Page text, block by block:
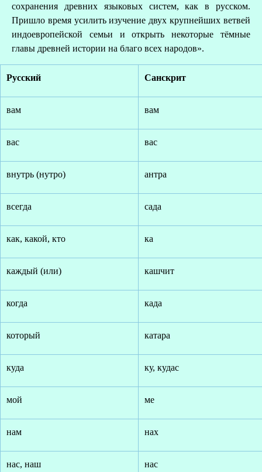
сохранения древних языковых систем, как в русском.
Пришло время усилить изучение двух крупнейших ветвей
индоевропейской семьи и открыть некоторые тёмные
главы древней истории на благо всех народов».
Русский Санскрит
вам вам
вас вас
внутрь (нутро) антра
всегда сада
как, какой, кто ка
каждый (или) кашчит
когда када
который катара
куда ку, кудас
мой ме
нам нах
нас, наш нас